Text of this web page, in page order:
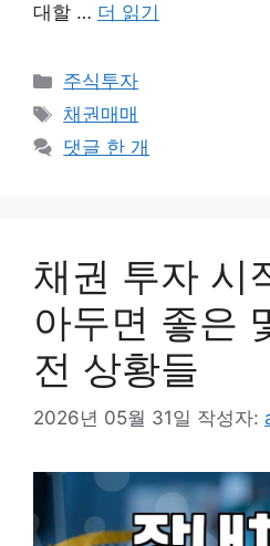
대할 … 더 읽기
카
테
리
주식투자
태
그
채권매매
댓글 한 개
채권 투자 시
아두면 좋은
전 상황들
2026년 05월 31일 작성자: